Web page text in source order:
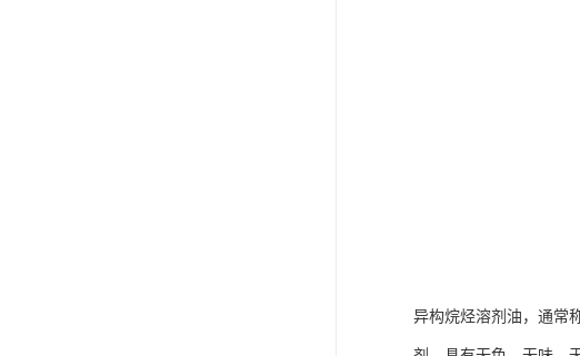
异构烷烃溶剂油，通常